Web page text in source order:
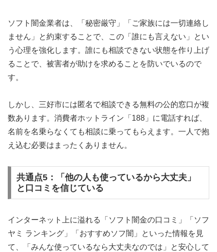
ソフト闇金業者は、「秘密厳守」「ご家族には一切連絡し
ません」と約束することで、この「誰にも言えない」とい
う心理を強化します。誰にも相談できない状態を作り上げ
ることで、被害者が助けを求めることを防いでいるので
す。
しかし、三好市には匿名で相談できる無料の公的窓口が複
数あります。消費者ホットライン「188」に電話すれば、
名前を名乗らなくても相談に乗ってもらえます。一人で抱
え込む必要はまったくありません。
共通点5：「他の人も使っているから大丈夫」
と口コミを信じている
インターネット上に溢れる「ソフト闇金の口コミ」「ソフ
ヤミ ランキング」「おすすめソフ闇」といった情報を見
て、「みんな使っているなら大丈夫なのでは」と安心して